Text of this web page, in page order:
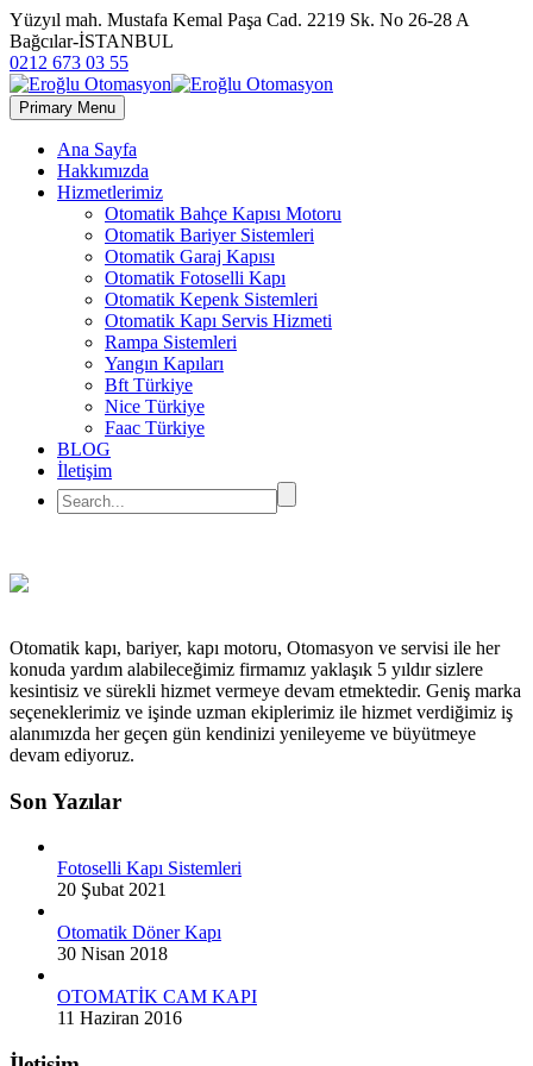
Yüzyıl mah. Mustafa Kemal Paşa Cad. 2219 Sk. No 26-28 A
Bağcılar-İSTANBUL
0212 673 03 55
Primary Menu
Ana Sayfa
Hakkımızda
Hizmetlerimiz
Otomatik Bahçe Kapısı Motoru
Otomatik Bariyer Sistemleri
Otomatik Garaj Kapısı
Otomatik Fotoselli Kapı
Otomatik Kepenk Sistemleri
Otomatik Kapı Servis Hizmeti
Rampa Sistemleri
Yangın Kapıları
Bft Türkiye
Nice Türkiye
Faac Türkiye
BLOG
İletişim
Otomatik kapı, bariyer, kapı motoru, Otomasyon ve servisi ile her
konuda yardım alabileceğimiz firmamız yaklaşık 5 yıldır sizlere
kesintisiz ve sürekli hizmet vermeye devam etmektedir. Geniş marka
seçeneklerimiz ve işinde uzman ekiplerimiz ile hizmet verdiğimiz iş
alanımızda her geçen gün kendinizi yenileyeme ve büyütmeye
devam ediyoruz.
Son Yazılar
Fotoselli Kapı Sistemleri
20 Şubat 2021
Otomatik Döner Kapı
30 Nisan 2018
OTOMATİK CAM KAPI
11 Haziran 2016